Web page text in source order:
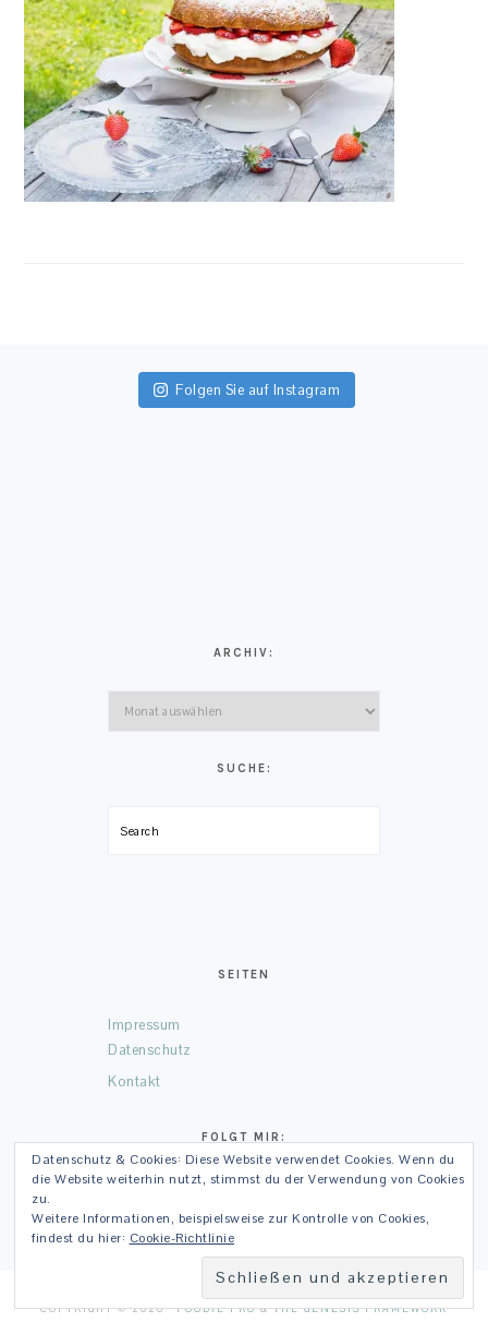
Datenschutz & Cookies: Diese Website verwendet Cookies. Wenn du
die Website weiterhin nutzt, stimmst du der Verwendung von Cookies
zu.
Weitere Informationen, beispielsweise zur Kontrolle von Cookies,
findest du hier: Cookie-Richtlinie
Folgen Sie auf Instagram
ARCHIV:
SUCHE:
Search
SEITEN
Impressum
Datenschutz
Kontakt
FOLGT MIR:
Facebook
Instagram
Pinterest
LinkedIn
Google+
COPYRIGHT © 2026 ·FOODIE PRO&THE GENESIS FRAMEWORK